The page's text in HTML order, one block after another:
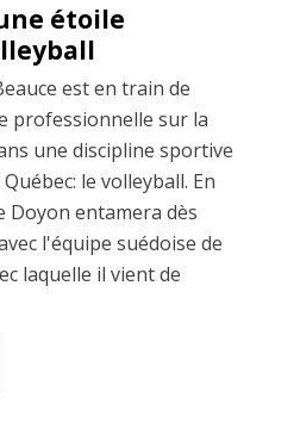
étoile
est en train de
professionnelle sur la
une discipline sportive
le volleyball. En
Doyon entamera dès
l'équipe suédoise de
laquelle il vient de